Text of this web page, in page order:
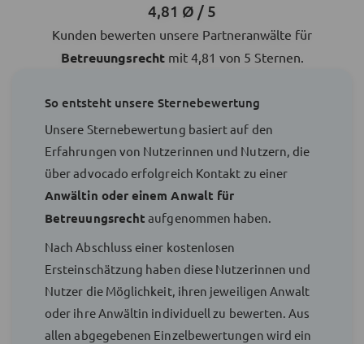
4,81 Ø / 5
Kunden bewerten unsere Partneranwälte für
Betreuungsrechtmit 4,81 von 5 Sternen.
So entsteht unsere Sternebewertung
Unsere Sternebewertung basiert auf den
Erfahrungen von Nutzerinnen und Nutzern, die
über advocado erfolgreich Kontakt zu einer
Anwältin oder einem Anwalt für
Betreuungsrecht aufgenommen haben.
Nach Abschluss einer kostenlosen
Ersteinschätzung haben diese Nutzerinnen und
Nutzer die Möglichkeit, ihren jeweiligen Anwalt
oder ihre Anwältin individuell zu bewerten. Aus
allen abgegebenen Einzelbewertungen wird ein